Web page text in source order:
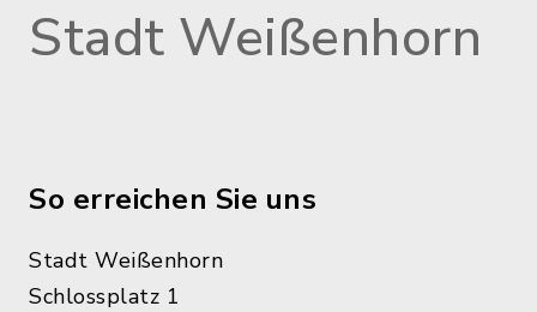
Stadt Weißenhorn
So erreichen Sie uns
Stadt Weißenhorn
Schlossplatz 1